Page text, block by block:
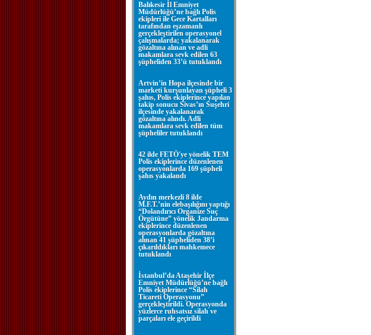
Balıkesir İl Emniyet
Müdürlüğü’ne bağlı Polis
ekipleri ile Gece Kartalları
tarafından eşzamanlı
gerçekleştirilen operasyonel
çalışmalarda; yakalanarak
gözaltına alınan ve adli
makamlara sevk edilen 63
şüpheliden 33’ü tutuklandı
Artvin’in Hopa ilçesinde bir
marketi kurşunlayan şüpheli 3
şahıs, Polis ekiplerince yapılan
takip sonucu Sivas’ın Suşehri
ilçesinde yakalanarak
gözaltına alındı. Adli
makamlara sevk edilen tüm
şüpheliler tutuklandı
42 ilde FETÖ'ye yönelik TEM
Polis ekiplerince düzenlenen
operasyonlarda 169 şüpheli
şahıs yakalandı
Aydın merkezli 8 ilde
M.F.T.’nin elebaşılığını yaptığı
“Dolandırıcı Organize Suç
Örgütüne” yönelik Jandarma
ekiplerince düzenlenen
operasyonlarda gözaltına
alınan 41 şüpheliden 38’i
çıkarıldıkları mahkemece
tutuklandı
İstanbul’da Ataşehir İlçe
Emniyet Müdürlüğü’ne bağlı
Polis ekiplerince “Silah
Ticareti Operasyonu”
gerçekleştirildi. Operasyonda
yüzlerce ruhsatsız silah ve
parçaları ele geçirildi